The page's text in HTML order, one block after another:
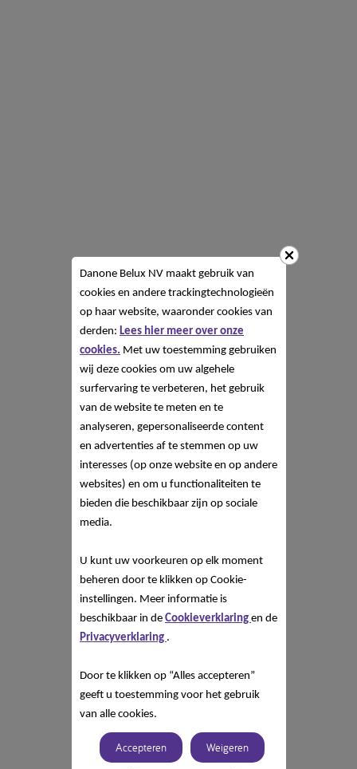
Danone Belux NV maakt gebruik van
cookies en andere trackingtechnologieën
op haar website, waaronder cookies van
derden: Lees hier meer over onze
cookies. Met uw toestemming gebruiken
wij deze cookies om uw algehele
surfervaring te verbeteren, het gebruik
van de website te meten en te
analyseren, gepersonaliseerde content
en advertenties af te stemmen op uw
interesses (op onze website en op andere
websites) en om u functionaliteiten te
bieden die beschikbaar zijn op sociale
media.
U kunt uw voorkeuren op elk moment
beheren door te klikken op Cookie-
instellingen. Meer informatie is
beschikbaar in de Cookieverklaring en de
Privacyverklaring .
Door te klikken op “Alles accepteren”
geeft u toestemming voor het gebruik
van alle cookies.
Accepteren Weigeren